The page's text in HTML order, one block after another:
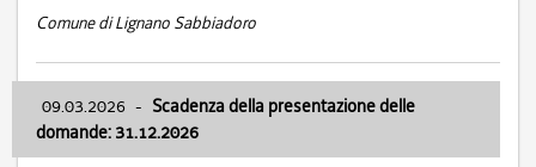
Comune di Lignano Sabbiadoro
09.03.2026 - Scadenza della presentazione delle
domande: 31.12.2026